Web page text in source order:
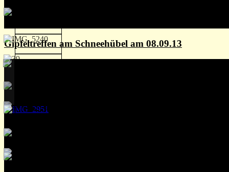
Gipfeltreffen am Schneehübel am 08.09.13